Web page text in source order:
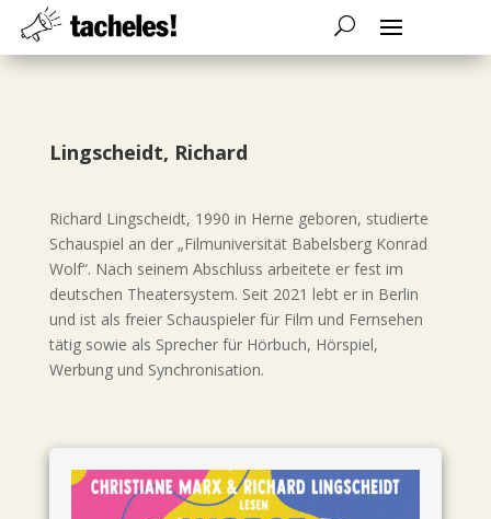
Lingscheidt, Richard
Richard Lingscheidt, 1990 in Herne geboren, studierte
Schauspiel an der „Filmuniversität Babelsberg Konrad
Wolf“. Nach seinem Abschluss arbeitete er fest im
deutschen Theatersystem. Seit 2021 lebt er in Berlin
und ist als freier Schauspieler für Film und Fernsehen
tätig sowie als Sprecher für Hörbuch, Hörspiel,
Werbung und Synchronisation.